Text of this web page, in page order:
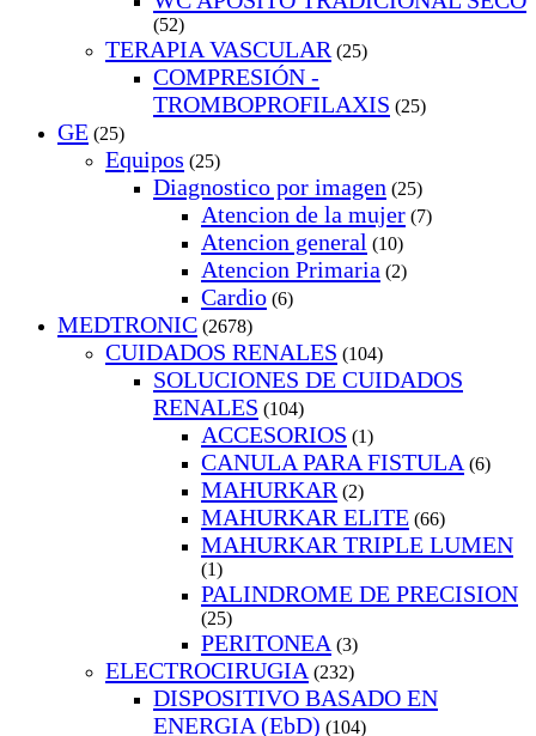
(52)
TERAPIA VASCULAR (25)
COMPRESIÓN -
TROMBOPROFILAXIS (25)
GE (25)
Equipos (25)
Diagnostico por imagen (25)
Atencion de la mujer (7)
Atencion general (10)
Atencion Primaria (2)
Cardio (6)
MEDTRONIC (2678)
CUIDADOS RENALES (104)
SOLUCIONES DE CUIDADOS
RENALES (104)
ACCESORIOS (1)
CANULA PARA FISTULA (6)
MAHURKAR (2)
MAHURKAR ELITE (66)
MAHURKAR TRIPLE LUMEN
(1)
PALINDROME DE PRECISION
(25)
PERITONEA (3)
ELECTROCIRUGIA (232)
DISPOSITIVO BASADO EN
ENERGIA (EbD) (104)